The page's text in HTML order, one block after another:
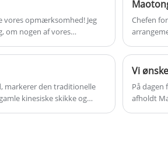
opmærksomhed! Jeg
om nogen af ​​vores
Chefen
markerer den traditionelle
kinesiske skikke og
Vi
På
afholdt